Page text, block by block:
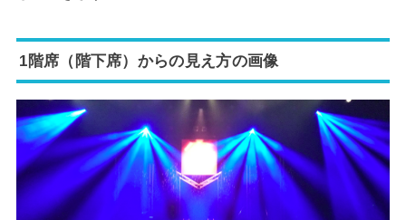
1階席（階下席）からの見え方の画像